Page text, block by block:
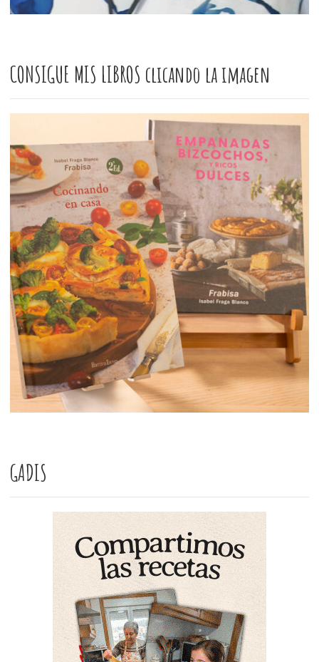
CONSIGUE MIS LIBROS clicando la imagen
GADIS